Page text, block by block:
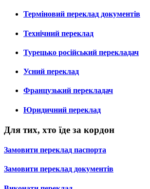
Терміновий переклад документів
Технічний переклад
Турецько російський перекладач
Усний переклад
Французький перекладач
Юридичний переклад
Для тих, хто їде за кордон
Замовити переклад паспорта
Замовити переклад документів